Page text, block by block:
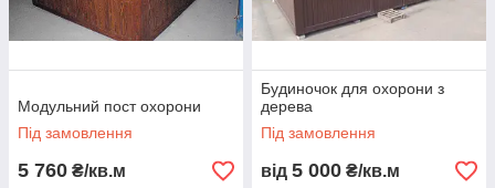
Модульний пост охорони
Під замовлення
5 760 ₴/кв.м
Будиночок для охорони з
дерева
Під замовлення
від 5 000 ₴/кв.м